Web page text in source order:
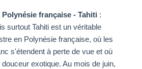
Polynésie française - Tahiti :
surtout Tahiti est un véritable
en Polynésie française, où les
s'étendent à perte de vue et où
exotique. Au mois de juin,